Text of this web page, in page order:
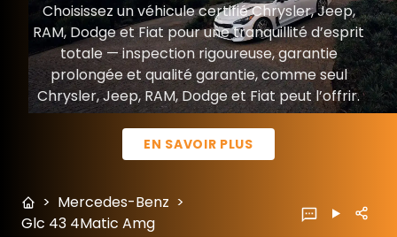
Choisissez un véhicule certifié Chrysler, Jeep,
RAM, Dodge et Fiat pour une tranquillité d’esprit
totale — inspection rigoureuse, garantie
prolongée et qualité garantie, comme seul
Chrysler, Jeep, RAM, Dodge et Fiat peut l’offrir.
EN SAVOIR PLUS
> Mercedes-Benz >
Glc 43 4Matic Amg